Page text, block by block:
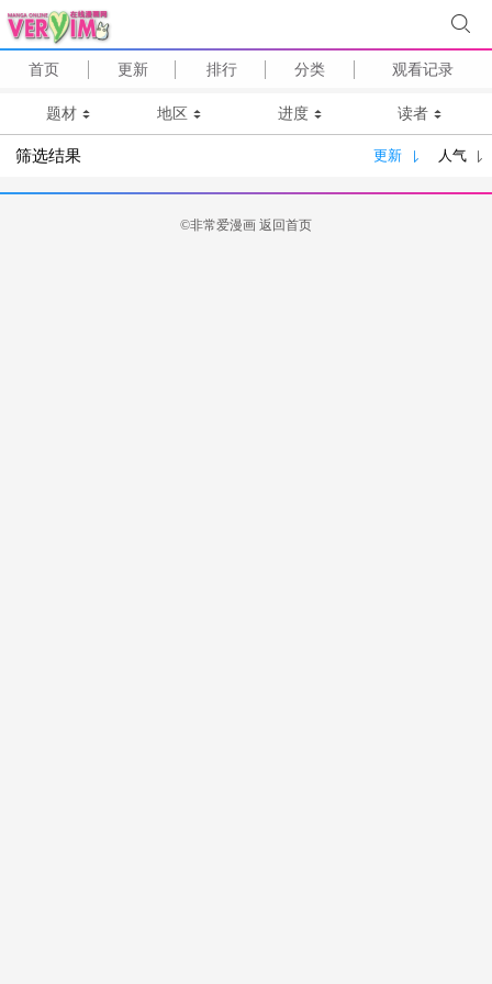
首页 更新 排行 分类 观看记录
题材 地区 进度 读者
筛选结果 人气
更新
©非常爱漫画 返回首页